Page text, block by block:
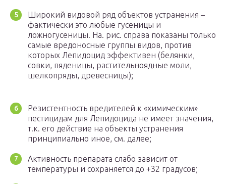
Широкий видовой ряд объектов устранения –
фактически это любые гусеницы и
ложногусеницы. На. рис. справа показаны только
самые вредоносные группы видов, против
которых Лепидоцид эффективен (белянки,
совки, пяденицы, растительноядные моли,
шелкопряды, древесницы);
Резистентность вредителей к «химическим»
пестицидам для Лепидоцида не имеет значения,
т.к. его действие на объекты устранения
принципиально иное, см. далее;
Активность препарата слабо зависит от
температуры и сохраняется до +32 градусов;